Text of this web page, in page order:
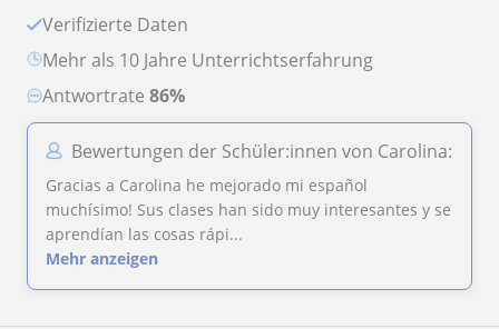
Verifizierte Daten
Mehr als 10 Jahre Unterrichtserfahrung
Antwortrate 86%
Bewertungen der Schüler:innen von Carolina:
Gracias a Carolina he mejorado mi español
muchísimo! Sus clases han sido muy interesantes y se
aprendían las cosas rápi...
Mehr anzeigen